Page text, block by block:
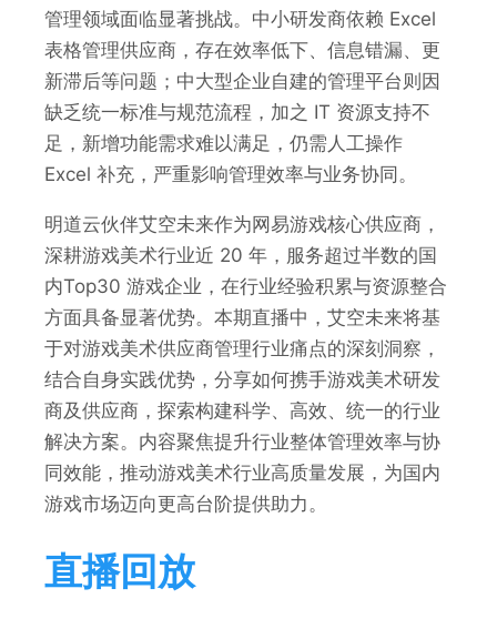
管理领域面临显著挑战。中小研发商依赖 Excel
表格管理供应商，存在效率低下、信息错漏、更
新滞后等问题；中大型企业自建的管理平台则因
缺乏统一标准与规范流程，加之 IT 资源支持不
足，新增功能需求难以满足，仍需人工操作
Excel 补充，严重影响管理效率与业务协同。
明道云伙伴艾空未来作为网易游戏核心供应商，
深耕游戏美术行业近 20 年，服务超过半数的国
内Top30 游戏企业，在行业经验积累与资源整合
方面具备显著优势。本期直播中，艾空未来将基
于对游戏美术供应商管理行业痛点的深刻洞察，
结合自身实践优势，分享如何携手游戏美术研发
商及供应商，探索构建科学、高效、统一的行业
解决方案。内容聚焦提升行业整体管理效率与协
同效能，推动游戏美术行业高质量发展，为国内
游戏市场迈向更高台阶提供助力。
直播回放